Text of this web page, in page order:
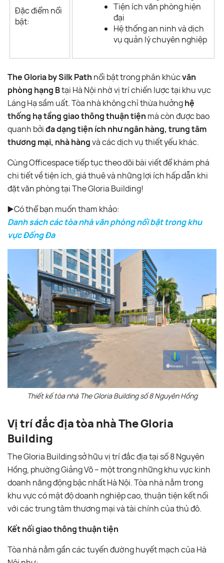
Đặc điểm nổi
bật:
Tiện ích văn phòng hiện
đại
Hệ thống an ninh và dịch
vụ quản lý chuyên nghiệp
The Gloria by Silk Path nổi bật trong phân khúcvăn
phòng hạng Btại Hà Nội nhờ vị trí chiến lược tại khu vực
Láng Hạ sầm uất. Tòa nhà không chỉ thừa hưởnghệ
thống hạ tầng giao thông thuận tiện mà còn được bao
quanh bởiđa dạng tiện ích như ngân hàng, trung tâm
thương mại, nhà hàngvà các dịch vụ thiết yếu khác.
Cùng Officespace tiếp tục theo dõi bài viết để khám phá
chi tiết về tiện ích, giá thuê và những lợi ích hấp dẫn khi
đặt văn phòng tại The Gloria Building!
▶️Có thể bạn muốn tham khảo:
Danh sách các tòa nhà văn phòng nổi bật trong khu
vực Đống Đa
Thiết kế tòa nhà The Gloria Building số 8 Nguyên Hồng
Vị trí đắc địa tòa nhà The Gloria
Building
The Gloria Building sở hữu vị trí đắc địa tại số 8 Nguyên
Hồng, phường Giảng Võ – một trong những khu vực kinh
doanh năng động bậc nhất Hà Nội. Tòa nhà nằm trong
khu vực có mật độ doanh nghiệp cao, thuận tiện kết nối
với các trung tâm thương mại và tài chính của thủ đô.
Kết nối giao thông thuận tiện
Tòa nhà nằm gần các tuyến đường huyết mạch của Hà